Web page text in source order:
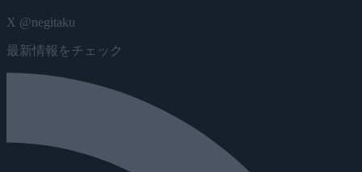
X @negitaku
最新情報をチェック